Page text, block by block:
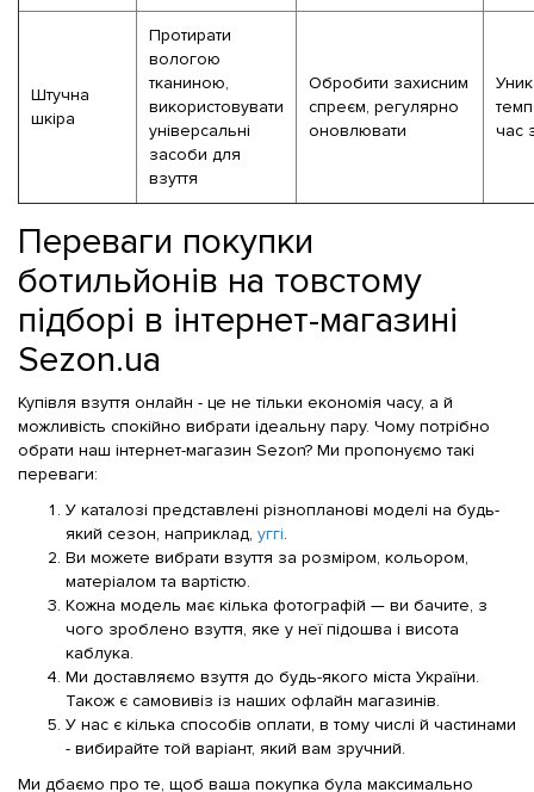
Штучна
шкіра
Протирати
вологою
тканиною,
використовувати
універсальні
засоби для
взуття
Обробити захисним
спреєм, регулярно
оновлювати
час
Переваги покупки
ботильйонів на товстому
підборі в інтернет-магазині
Sezon.ua
Купівля взуття онлайн - це не тільки економія часу, а й
можливість спокійно вибрати ідеальну пару. Чому потрібно
обрати наш інтернет-магазин Sezon? Ми пропонуємо такі
переваги:
У каталозі представлені різнопланові моделі на будь-
який сезон, наприклад, уггі.
Ви можете вибрати взуття за розміром, кольором,
матеріалом та вартістю.
Кожна модель має кілька фотографій — ви бачите, з
чого зроблено взуття, яке у неї підошва і висота
каблука.
Ми доставляємо взуття до будь-якого міста України.
Також є самовивіз із наших офлайн магазинів.
У нас є кілька способів оплати, в тому числі й частинами
- вибирайте той варіант, який вам зручний.
Ми дбаємо про те, щоб ваша покупка була максимально